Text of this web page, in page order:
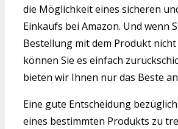
die Möglichkeit eines sicheren
Einkaufs bei Amazon. Und wenn
Bestellung mit dem Produkt
können Sie es einfach
bieten wir Ihnen nur das Beste
Eine gute Entscheidung
eines bestimmten Produkts zu